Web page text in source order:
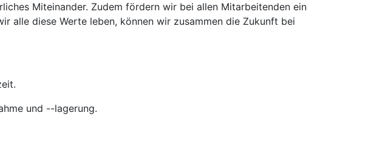
Miteinander. Zudem fördern wir bei allen Mitarbeitenden ein
alle diese Werte leben, können wir zusammen die Zukunft bei
und --lagerung.